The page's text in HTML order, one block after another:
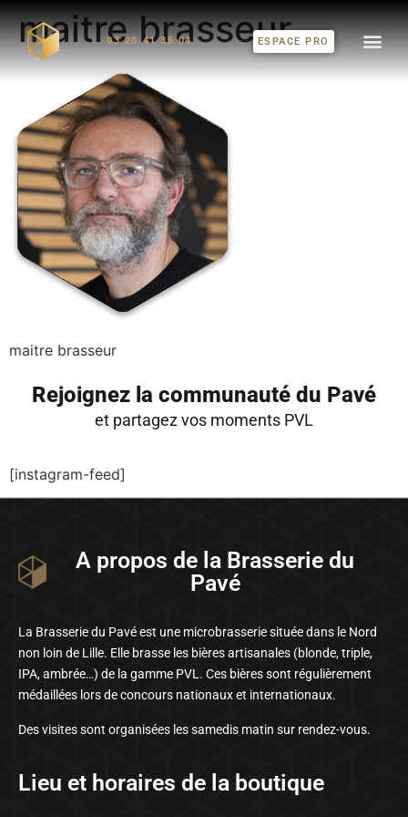
03 20 41 35 04 ESPACE PRO
maitre brasseur
maitre brasseur
Rejoignez la communauté du Pavé
et partagez vos moments PVL
[instagram-feed]
A propos de la Brasserie du
Pavé
La Brasserie du Pavé est une microbrasserie située dans le Nord
non loin de Lille. Elle brasse les bières artisanales (blonde, triple,
IPA, ambrée…) de la gamme PVL. Ces bières sont régulièrement
médaillées lors de concours nationaux et internationaux.
Des visites sont organisées les samedis matin sur rendez-vous.
Lieu et horaires de la boutique